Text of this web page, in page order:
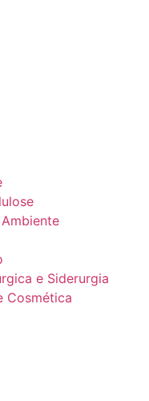
e Siderurgia
Cosmética